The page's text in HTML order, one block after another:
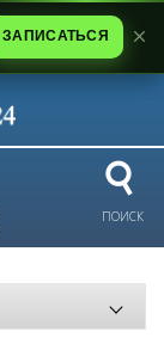
ПОИСК
ЗАПИСАТЬСЯ